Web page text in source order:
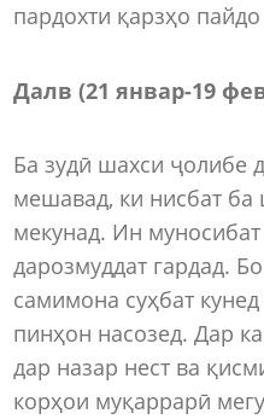
пардохти қарзҳо
Далв (21 январ-19
Ба зудӣ шахси ҷолибе
мешавад, ки нисбат ба
мекунад. Ин
дарозмуддат гардад.
самимона суҳбат
пинҳон насозед. Дар
дар назар нест ва
корҳои муқаррарӣ